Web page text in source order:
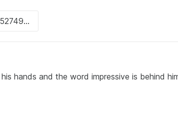
hands and the word impressive is behind